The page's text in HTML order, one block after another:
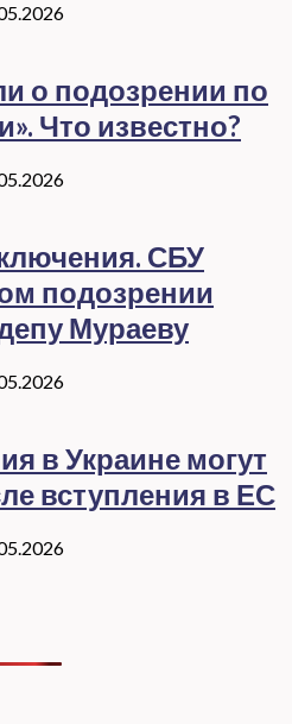
о подозрении по
Что известно?
СБУ
подозрении
Мураеву
в Украине могут
вступления в ЕС